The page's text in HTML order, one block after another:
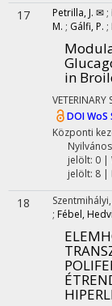
17 Petrilla, J. ✉ ;
M. ; Gálfi, P. ;
in
VETERINARY
DOIWoS
Központi
jelölt: 0 |
jelölt: 8 |
18
; Fébel,